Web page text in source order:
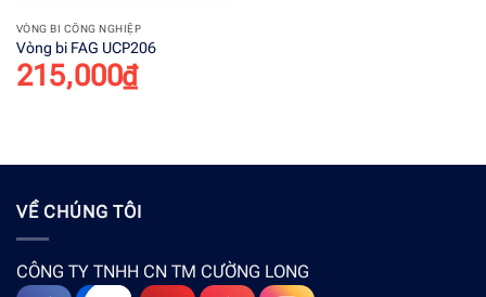
VÒNG BI CÔNG NGHIỆP
Vòng bi FAG UCP206
215,000₫
VỀ CHÚNG TÔI
CÔNG TY TNHH CN TM CƯỜNG LONG